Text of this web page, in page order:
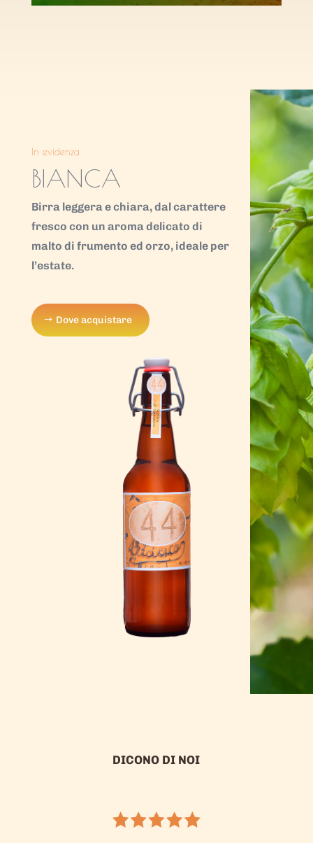
In evidenza
BIANCA
Birra leggera e chiara, dal carattere
fresco con un aroma delicato di
malto di frumento ed orzo, ideale per
l’estate.
Dove acquistare
DICONO DI NOI